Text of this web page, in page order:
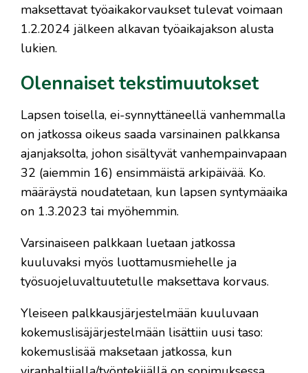
maksettavat työaikakorvaukset tulevat voimaan
1.2.2024 jälkeen alkavan työaikajakson alusta
lukien.
Olennaiset tekstimuutokset
Lapsen toisella, ei-synnyttäneellä vanhemmalla
on jatkossa oikeus saada varsinainen palkkansa
ajanjaksolta, johon sisältyvät vanhempainvapaan
32 (aiemmin 16) ensimmäistä arkipäivää. Ko.
määräystä noudatetaan, kun lapsen syntymäaika
on 1.3.2023 tai myöhemmin.
Varsinaiseen palkkaan luetaan jatkossa
kuuluvaksi myös luottamusmiehelle ja
työsuojeluvaltuutetulle maksettava korvaus.
Yleiseen palkkausjärjestelmään kuuluvaan
kokemuslisäjärjestelmään lisättiin uusi taso:
kokemuslisää maksetaan jatkossa, kun